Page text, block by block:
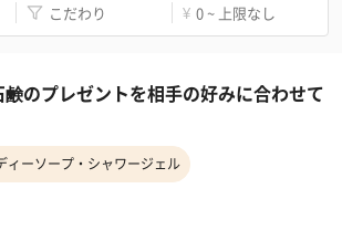
こだわり ¥ 0 ~ 上限なし
のプレゼントを相手の好みに合わせて
ィーソープ・シャワージェル